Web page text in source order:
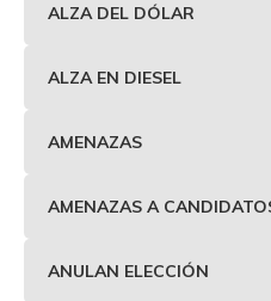
ALZA DEL DÓLAR
ALZA EN DIESEL
AMENAZAS
AMENAZAS A
ANULAN ELECCIÓN